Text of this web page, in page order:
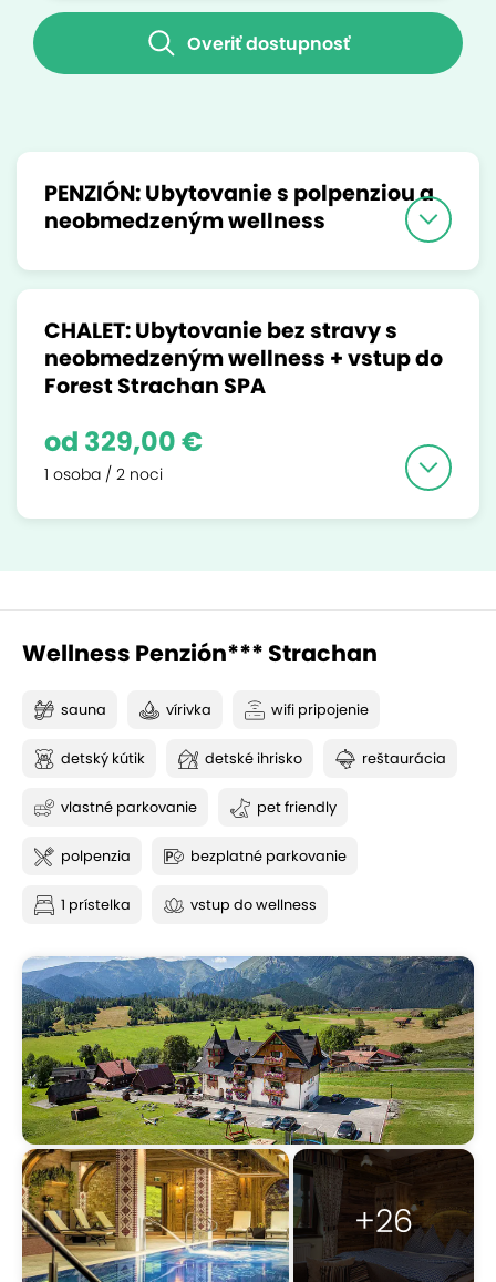
Overiť dostupnosť
PENZIÓN: Ubytovanie s polpenziou a
neobmedzeným wellness
CHALET: Ubytovanie bez stravy s
neobmedzeným wellness + vstup do
Forest Strachan SPA
od 329,00 €
1 osoba / 2 noci
Wellness Penzión*** Strachan
sauna vírivka wifi pripojenie
detský kútik detské ihrisko reštaurácia
vlastné parkovanie pet friendly
polpenzia bezplatné parkovanie
1 prístelka vstup do wellness
+26